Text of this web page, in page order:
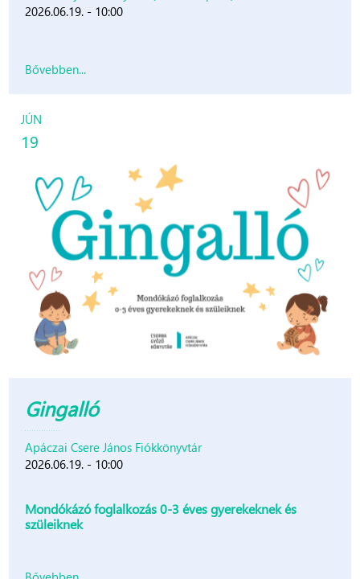
2026.06.19. - 10:00
Bővebben...
JÚN
19
Gingalló
Apáczai Csere János Fiókkönyvtár
2026.06.19. - 10:00
Mondókázó foglalkozás 0-3 éves gyerekeknek és
szüleiknek